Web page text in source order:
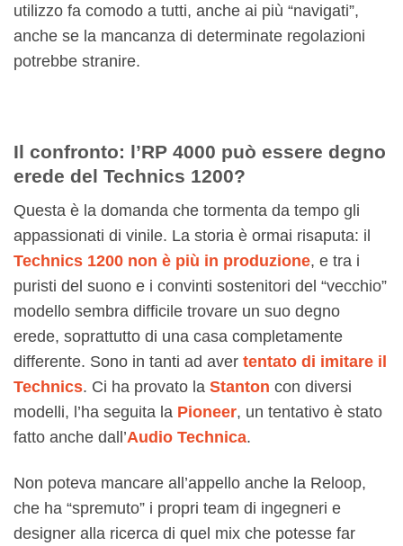
utilizzo fa comodo a tutti, anche ai più “navigati”,
anche se la mancanza di determinate regolazioni
potrebbe stranire.
Il confronto: l’RP 4000 può essere degno
erede del Technics 1200?
Questa è la domanda che tormenta da tempo gli
appassionati di vinile. La storia è ormai risaputa: il
Technics 1200 non è più in produzione, e tra i
puristi del suono e i convinti sostenitori del “vecchio”
modello sembra difficile trovare un suo degno
erede, soprattutto di una casa completamente
differente. Sono in tanti ad aver tentato di imitare il
Technics. Ci ha provato la Stanton con diversi
modelli, l’ha seguita la Pioneer, un tentativo è stato
fatto anche dall’Audio Technica.
Non poteva mancare all’appello anche la Reloop,
che ha “spremuto” i propri team di ingegneri e
designer alla ricerca di quel mix che potesse far